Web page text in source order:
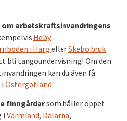
om arbetskraftsinvandringens
Heby
i Harg ellerSkebo bruk
bli tangoundervisning! Om den
kan du även få
i Östergötland
finngårdarsom håller öppet
i Värmland, Dalarna,